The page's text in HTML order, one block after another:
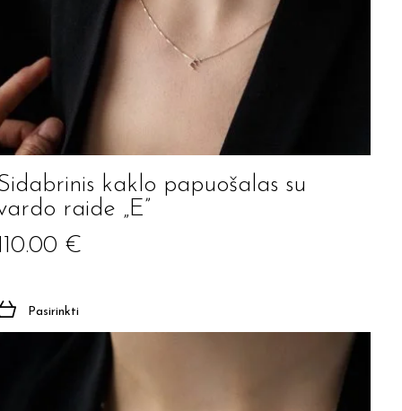
kaklo papuošalas su
raide „E”
110.00 €
Pasirinkti